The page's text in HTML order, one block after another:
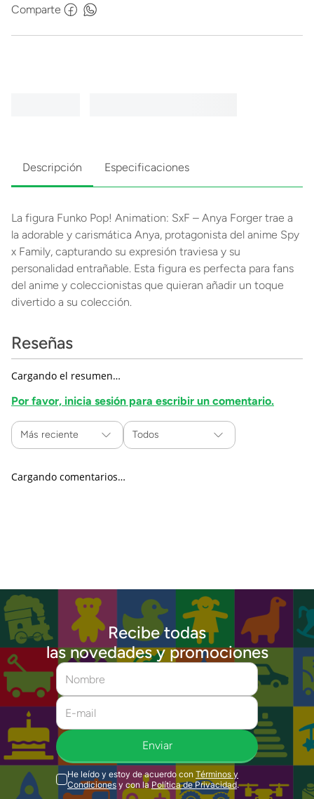
Comparte
Descripción Especificaciones
La figura Funko Pop! Animation: SxF – Anya Forger trae a
la adorable y carismática Anya, protagonista del anime Spy
x Family, capturando su expresión traviesa y su
personalidad entrañable. Esta figura es perfecta para fans
del anime y coleccionistas que quieran añadir un toque
divertido a su colección.
Reseñas
Cargando el resumen…
Por favor, inicia sesión para escribir un comentario.
Más reciente Todos
Cargando comentarios…
Recibe todas
las novedades y promociones
Enviar
He leído y estoy de acuerdo con Términos y
Condiciones y con la Política de Privacidad.